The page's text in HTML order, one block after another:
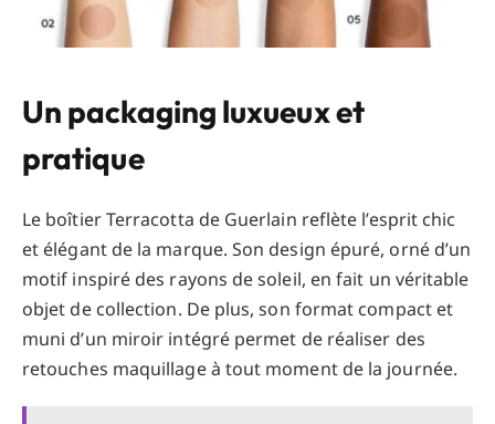
Un packaging luxueux et
pratique
Le boîtier Terracotta de Guerlain reflète l’esprit chic
et élégant de la marque. Son design épuré, orné d’un
motif inspiré des rayons de soleil, en fait un véritable
objet de collection. De plus, son format compact et
muni d’un miroir intégré permet de réaliser des
retouches maquillage à tout moment de la journée.